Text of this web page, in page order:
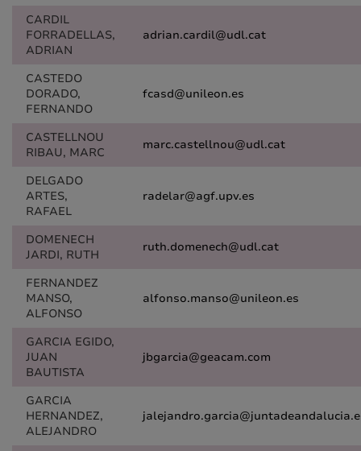
CARDIL
FORRADELLAS,
ADRIAN
adrian.cardil@udl.cat
CASTEDO
DORADO,
FERNANDO
fcasd@unileon.es
CASTELLNOU
RIBAU, MARC
marc.castellnou@udl.cat
DELGADO
ARTES,
RAFAEL
radelar@agf.upv.es
DOMENECH
JARDI, RUTH
ruth.domenech@udl.cat
FERNANDEZ
MANSO,
ALFONSO
alfonso.manso@unileon.es
GARCIA EGIDO,
JUAN
BAUTISTA
jbgarcia@geacam.com
GARCIA
HERNANDEZ,
ALEJANDRO